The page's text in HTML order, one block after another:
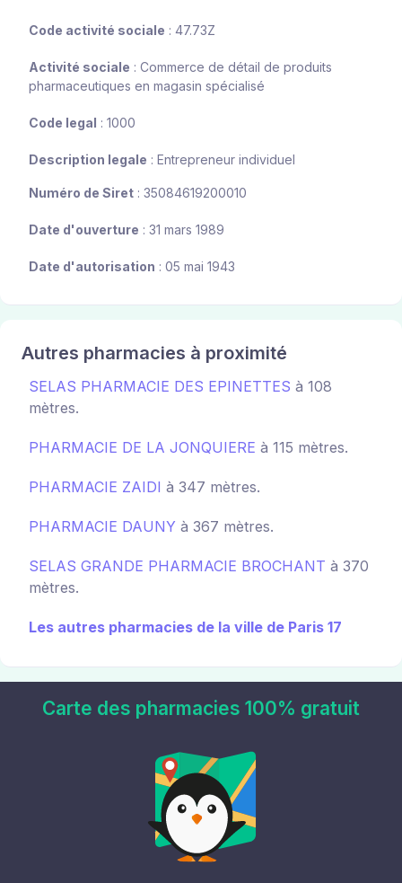
Code activité sociale : 47.73Z
Activité sociale : Commerce de détail de produits
pharmaceutiques en magasin spécialisé
Code legal : 1000
Description legale : Entrepreneur individuel
Numéro de Siret : 35084619200010
Date d'ouverture : 31 mars 1989
Date d'autorisation : 05 mai 1943
Autres pharmacies à proximité
SELAS PHARMACIE DES EPINETTES à 108
mètres.
PHARMACIE DE LA JONQUIERE à 115 mètres.
PHARMACIE ZAIDI à 347 mètres.
PHARMACIE DAUNY à 367 mètres.
SELAS GRANDE PHARMACIE BROCHANT à 370
mètres.
Les autres pharmacies de la ville de Paris 17
Carte des pharmacies 100% gratuit